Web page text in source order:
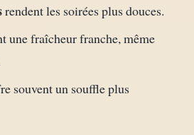
rendent les soirées plus douces.
une fraîcheur franche, même
souvent un souffle plus